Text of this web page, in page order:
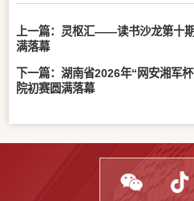
上一篇： 灵枢汇——读书沙龙第十
满落幕
下一篇：湖南省2026年“网安湘军
院初赛圆满落幕